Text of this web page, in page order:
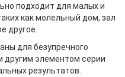
подходит для малых и
как молельный дом, зал
другое.
для безупречного
другим элементом серии
результатов.